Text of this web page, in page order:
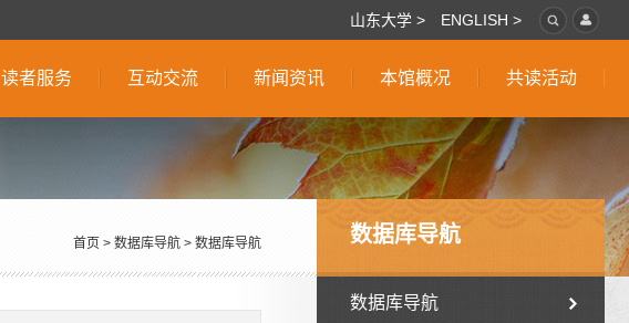
山东大学 > ENGLISH >
读者服务 互动交流 新闻资讯 本馆概况 共读活动
数据库导航
数据库导航
首页 > 数据库导航 > 数据库导航